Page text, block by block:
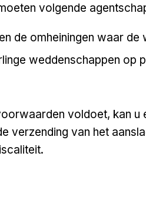
volgende
de omheiningen waar
weddenschappen op
voldoet, kan u
verzending van het